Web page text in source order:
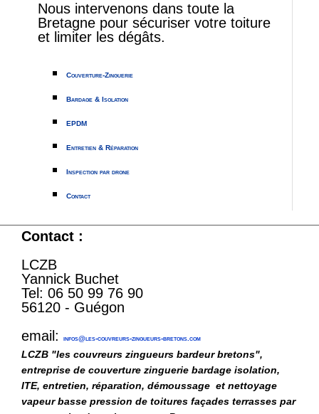
Nous intervenons dans toute la
Bretagne pour sécuriser votre toiture
et limiter les dégâts.
Couverture-Zinguerie
Bardage & Isolation
EPDM
Entretien & Réparation
Inspection par drone
Contact
Contact :
LCZB
Yannick Buchet
Tel: 06 50 99 76 90
56120 - Guégon
email:infos@les-couvreurs-zingueurs-bretons.com
LCZB "les couvreurs zingueurs bardeur bretons",
entreprise de couverture zinguerie bardage isolation,
ITE, entretien, réparation, démoussage et nettoyage
vapeur basse pression de toitures façades terrasses par